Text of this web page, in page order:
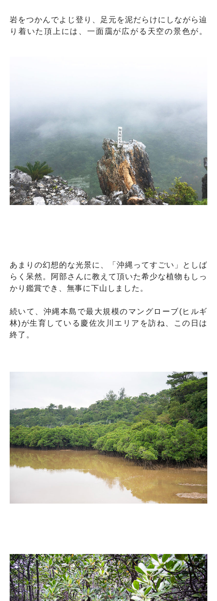
岩をつかんでよじ登り、足元を泥だらけにしながら辿
り着いた頂上には、一面靄が広がる天空の景色が。
あまりの幻想的な光景に、「沖縄ってすごい」としば
らく呆然。阿部さんに教えて頂いた希少な植物もしっ
かり鑑賞でき、無事に下山しました。
続いて、沖縄本島で最大規模のマングローブ(ヒルギ
林)が生育している慶佐次川エリアを訪ね、この日は
終了。